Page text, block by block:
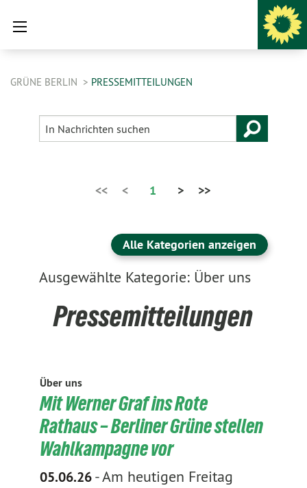
GRÜNE BERLIN PRESSEMITTEILUNGEN
<< < 1 > >>
Alle Kategorien anzeigen
Ausgewählte Kategorie: Über uns
Pressemitteilungen
Über uns
Mit Werner Graf ins Rote
Rathaus – Berliner Grüne stellen
Wahlkampagne vor
05.06.26-Am heutigen Freitag